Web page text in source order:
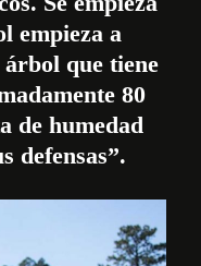
empieza a
que tiene
80
de humedad
defensas”.